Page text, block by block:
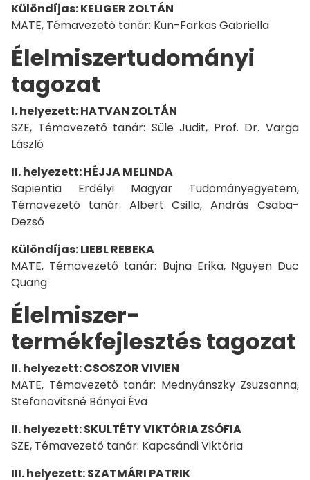
Különdíjas: KELIGER ZOLTÁN
MATE, Témavezető tanár: Kun-Farkas Gabriella
Élelmiszertudományi
tagozat
I. helyezett: HATVAN ZOLTÁN
SZE, Témavezető tanár: Süle Judit, Prof. Dr. Varga
László
II. helyezett: HÉJJA MELINDA
Sapientia Erdélyi Magyar Tudományegyetem,
Témavezető tanár: Albert Csilla, András Csaba-
Dezső
Különdíjas: LIEBL REBEKA
MATE, Témavezető tanár: Bujna Erika, Nguyen Duc
Quang
Élelmiszer-
termékfejlesztés tagozat
II. helyezett: CSOSZOR VIVIEN
MATE, Témavezető tanár: Mednyánszky Zsuzsanna,
Stefanovitsné Bányai Éva
II. helyezett: SKULTÉTY VIKTÓRIA ZSÓFIA
SZE, Témavezető tanár: Kapcsándi Viktória
III. helyezett: SZATMÁRI PATRIK